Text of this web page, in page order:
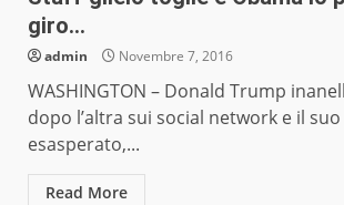
giro…
admin Novembre 7, 2016
WASHINGTON – Donald Trump
dopo l’altra sui social network e il
esasperato,...
Read More